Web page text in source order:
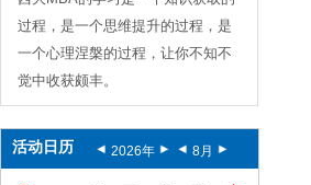
过程，是一个思维提升的过程，是
一个心理涅槃的过程，让你不知不
觉中收获颇丰。
活动日历 2026年 8月